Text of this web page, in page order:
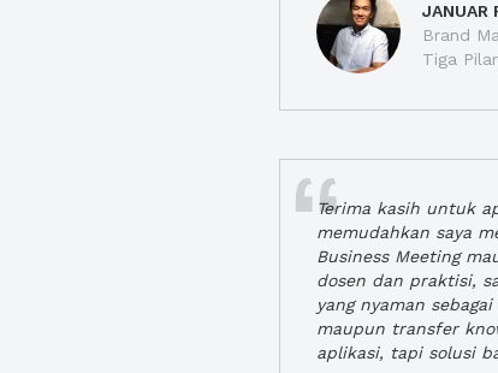
JANUAR
Brand
Tiga
Terima kasih untuk
memudahkan saya
Business Meeting
dosen dan praktisi,
yang nyaman
maupun transfer
aplikasi, tapi solusi